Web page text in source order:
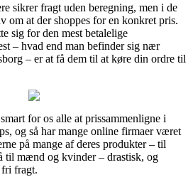
sikrer fragt uden beregning, men i de
om at der shoppes for en konkret pris.
sig for den mest betalelige
– hvad end man befinder sig nær
– er at få dem til at køre din ordre til
for os alle at prissammenligne i
og så har mange online firmaer været
på mange af deres produkter – til
til mænd og kvinder – drastisk, og
fragt.